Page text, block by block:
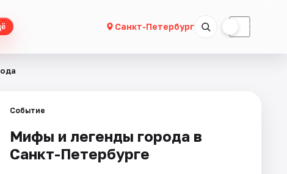
Санкт-Петербург ☾
Событие
Мифы и легенды города в
Санкт-Петербурге